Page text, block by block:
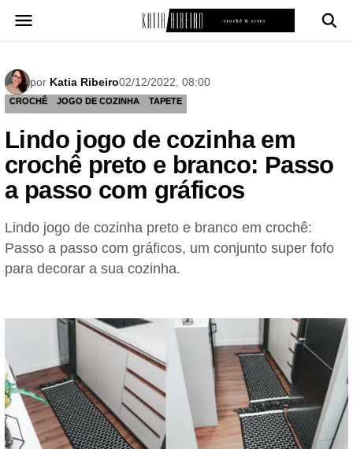
para
por Katia Ribeiro02/12/2022, 08:00
CROCHÊ JOGO DE COZINHA TAPETE
Lindo jogo de cozinha em
crochê preto e branco: Passo
a passo com gráficos
Lindo jogo de cozinha preto e branco em crochê:
Passo a passo com gráficos, um conjunto super fofo
para decorar a sua cozinha.